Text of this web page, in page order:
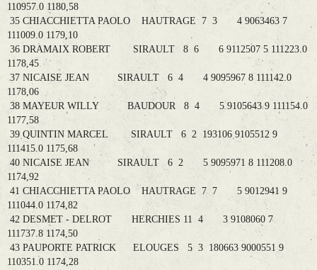
110957.0 1180,58
35 CHIACCHIETTA PAOLO HAUTRAGE 7 3 4 9063463 7
111009.0 1179,10
36 DRAMAIX ROBERT SIRAULT 8 6 6 9112507 5 111223.0
1178,45
37 NICAISE JEAN SIRAULT 6 4 4 9095967 8 111142.0
1178,06
38 MAYEUR WILLY BAUDOUR 8 4 5 9105643 9 111154.0
1177,58
39 QUINTIN MARCEL SIRAULT 6 2 193106 9105512 9
111415.0 1175,68
40 NICAISE JEAN SIRAULT 6 2 5 9095971 8 111208.0
1174,92
41 CHIACCHIETTA PAOLO HAUTRAGE 7 7 5 9012941 9
111044.0 1174,82
42 DESMET - DELROT HERCHIES 11 4 3 9108060 7
111737.8 1174,50
43 PAUPORTE PATRICK ELOUGES 5 3 180663 9000551 9
110351.0 1174,28